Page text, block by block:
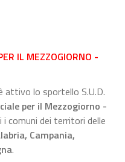
IL MEZZOGIORNO -
attivo lo sportello S.U.D.
per il Mezzogiorno -
comuni dei territori delle
Campania,
.